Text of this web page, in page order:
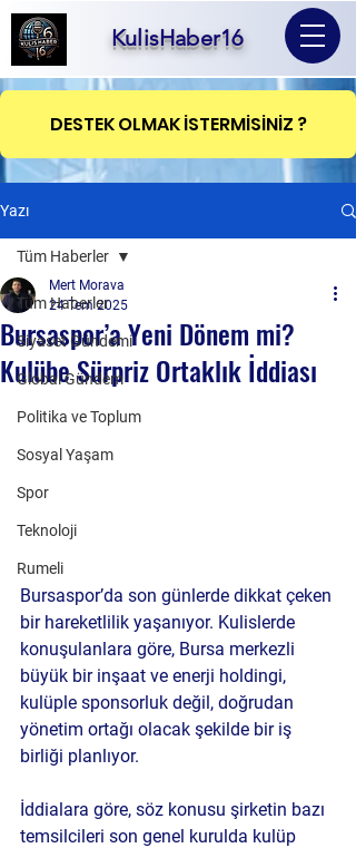
KulisHaber16
DESTEK OLMAK İSTERMİSİNİZ ?
Yazı
Tüm Haberler
Siyaset Gündemi
Global Gündem
Politika ve Toplum
Sosyal Yaşam
Spor
Teknoloji
Rumeli
Tüm Haberler
Bursaspor’a Yeni Dönem mi?
Kulübe Sürpriz Ortaklık İddiası
Mert Morava
24 Tem 2025
Bursaspor’da son günlerde dikkat çeken
bir hareketlilik yaşanıyor. Kulislerde
konuşulanlara göre, Bursa merkezli
büyük bir inşaat ve enerji holdingi,
kulüple sponsorluk değil, doğrudan
yönetim ortağı olacak şekilde bir iş
birliği planlıyor.
İddialara göre, söz konusu şirketin bazı
temsilcileri son genel kurulda kulüp